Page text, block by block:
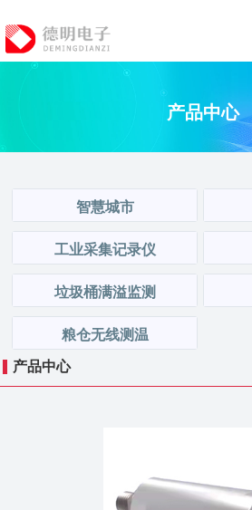
产品中心
智慧城市
工业采集记录仪
垃圾桶满溢监测
粮仓无线测温
产品中心